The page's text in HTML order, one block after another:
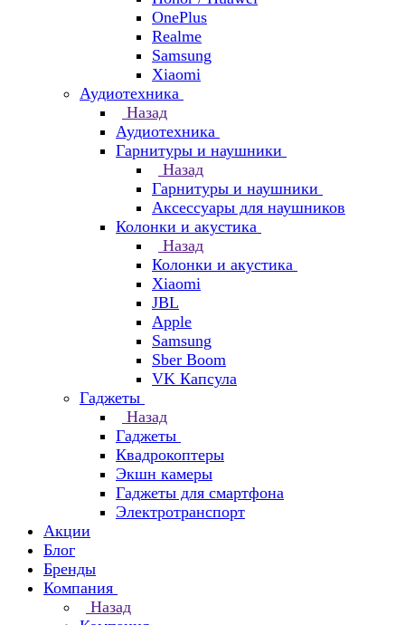
OnePlus
Realme
Samsung
Xiaomi
Аудиотехника
Назад
Аудиотехника
Гарнитуры и наушники
Назад
Гарнитуры и наушники
Аксессуары для наушников
Колонки и акустика
Назад
Колонки и акустика
Xiaomi
JBL
Apple
Samsung
Sber Boom
VK Капсула
Гаджеты
Назад
Гаджеты
Квадрокоптеры
Экшн камеры
Гаджеты для смартфона
Электротранспорт
Акции
Блог
Бренды
Компания
Назад